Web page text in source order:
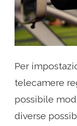
Per
telecamere
possibile
diverse